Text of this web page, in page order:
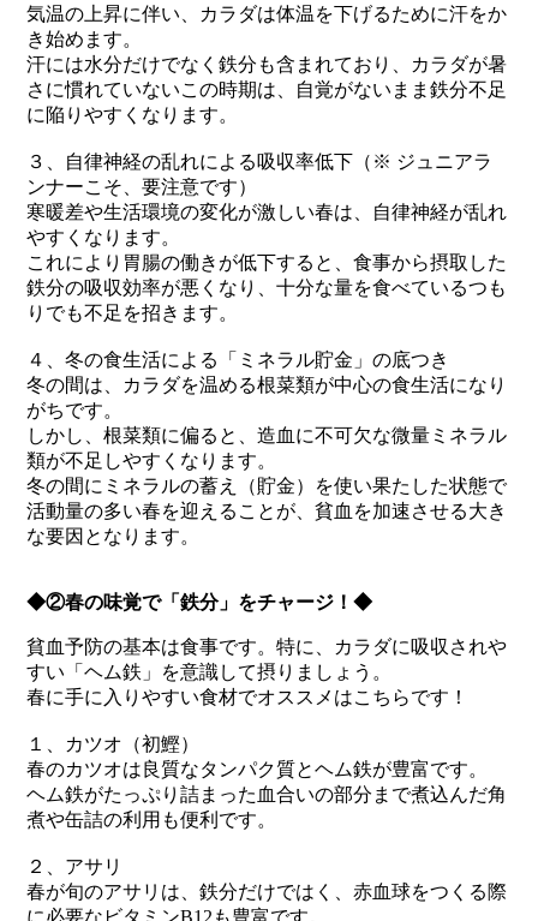
気温の上昇に伴い、カラダは体温を下げるために汗をか
き始めます。
汗には水分だけでなく鉄分も含まれており、カラダが暑
さに慣れていないこの時期は、自覚がないまま鉄分不足
に陥りやすくなります。
３、自律神経の乱れによる吸収率低下（※ ジュニアラ
ンナーこそ、要注意です）
寒暖差や生活環境の変化が激しい春は、自律神経が乱れ
やすくなります。
これにより胃腸の働きが低下すると、食事から摂取した
鉄分の吸収効率が悪くなり、十分な量を食べているつも
りでも不足を招きます。
４、冬の食生活による「ミネラル貯金」の底つき
冬の間は、カラダを温める根菜類が中心の食生活になり
がちです。
しかし、根菜類に偏ると、造血に不可欠な微量ミネラル
類が不足しやすくなります。
冬の間にミネラルの蓄え（貯金）を使い果たした状態で
活動量の多い春を迎えることが、貧血を加速させる大き
な要因となります。
◆②春の味覚で「鉄分」をチャージ！◆
貧血予防の基本は食事です。特に、カラダに吸収されや
すい「ヘム鉄」を意識して摂りましょう。
春に手に入りやすい食材でオススメはこちらです！
１、カツオ（初鰹）
春のカツオは良質なタンパク質とヘム鉄が豊富です。
ヘム鉄がたっぷり詰まった血合いの部分まで煮込んだ角
煮や缶詰の利用も便利です。
２、アサリ
春が旬のアサリは、鉄分だけではく、赤血球をつくる際
に必要なビタミンB12も豊富です。